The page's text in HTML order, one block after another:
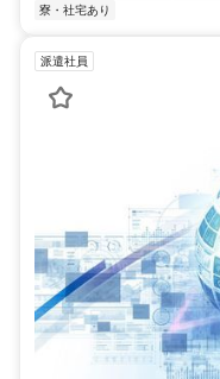
寮・社宅あり
派遣社員